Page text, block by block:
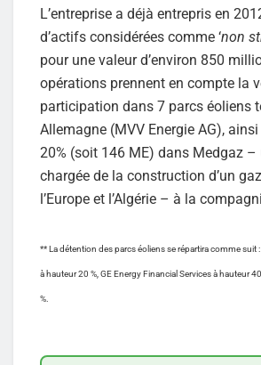
L’entreprise a déjà entrepris en
d’actifs considérées comme ‘non
pour une valeur d’environ 850
opérations prennent en compte la
participation dans 7 parcs éoliens
Allemagne (MVV Energie AG), ainsi
20% (soit 146 ME) dans Medgaz –
chargée de la construction d’un
l’Europe et l’Algérie – à la
** La détention des parcs éoliens se répartira comme suit
à hauteur 20 %, GE Energy Financial Services à hauteur
%.